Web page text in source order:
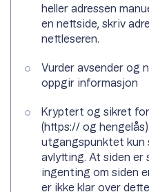
heller adressen
en nettside, skriv
nettleseren.
Vurder avsender og
oppgir informasjon
Kryptert og sikret
(https:// og
utgangspunktet kun
avlytting. At siden er
ingenting om siden
er ikke klar over